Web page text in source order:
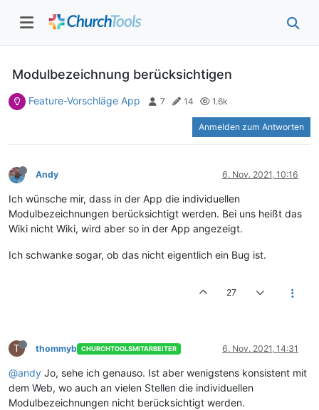
Modulbezeichnung berücksichtigen
Feature-Vorschläge App 7 14 1.6k
Anmelden zum Antworten
Andy 6. Nov. 2021, 10:16
Ich wünsche mir, dass in der App die individuellen
Modulbezeichnungen berücksichtigt werden. Bei uns heißt das
Wiki nicht Wiki, wird aber so in der App angezeigt.
Ich schwanke sogar, ob das nicht eigentlich ein Bug ist.
27
T thommyb CHURCHTOOLSMITARBEITER 6. Nov. 2021, 14:31
@andy Jo, sehe ich genauso. Ist aber wenigstens konsistent mit
dem Web, wo auch an vielen Stellen die individuellen
Modulbezeichnungen nicht berücksichtigt werden.